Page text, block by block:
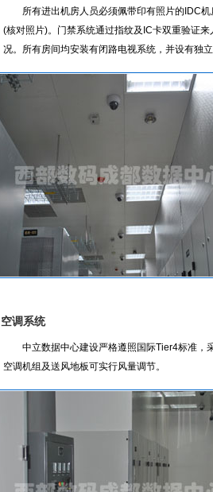
所有进出机房人员必须佩带印有照片的IDC机
(核对照片)。门禁系统通过指纹及IC卡双重验证
况。所有房间均安装有闭路电视系统，并设有独
空调系统
中立数据中心建设严格遵照国际Tier4标准，
空调机组及送风地板可实行风量调节。